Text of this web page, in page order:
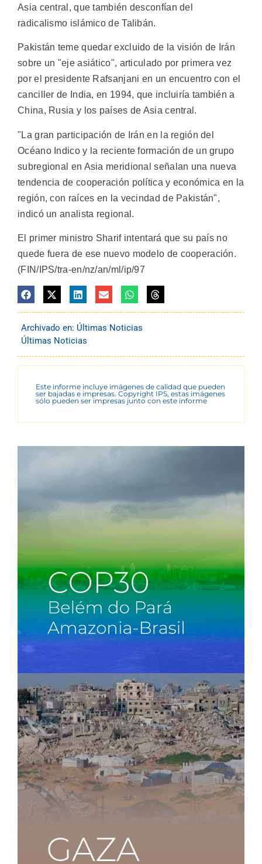
Asia central, que también desconfían del
radicalismo islámico de Talibán.
Pakistán teme quedar excluido de la visión de Irán
sobre un "eje asiático", articulado por primera vez
por el presidente Rafsanjani en un encuentro con el
canciller de India, en 1994, que incluiría también a
China, Rusia y los países de Asia central.
"La gran participación de Irán en la región del
Océano Indico y la reciente formación de un grupo
subregional en Asia meridional señalan una nueva
tendencia de cooperación política y económica en la
región, con raíces en la vecindad de Pakistán",
indicó un analista regional.
El primer ministro Sharif intentará que su país no
quede fuera de ese nuevo modelo de cooperación.
(FIN/IPS/tra-en/nz/an/ml/ip/97
Archivado en: Últimas Noticias
Últimas Noticias
Este informe incluye imágenes de calidad que pueden
ser bajadas e impresas. Copyright IPS, estas imágenes
sólo pueden ser impresas junto con este informe